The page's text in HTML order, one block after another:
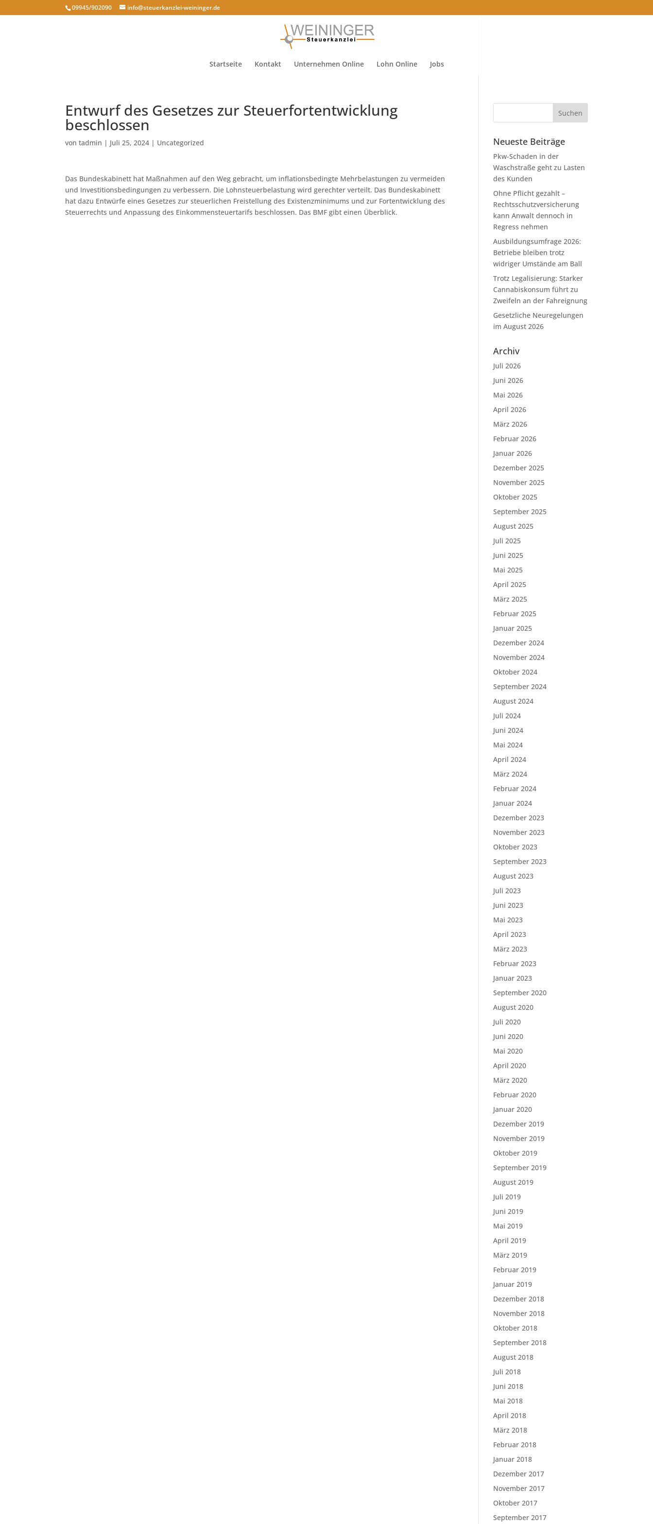
09945/902090 info@steuerkanzlei-weininger.de
Startseite Kontakt Unternehmen Online Lohn Online Jobs
Entwurf des Gesetzes zur Steuerfortentwicklung
beschlossen
vontadmin | Juli 25, 2024 | Uncategorized
Das Bundeskabinett hat Maßnahmen auf den Weg gebracht, um inflationsbedingte Mehrbelastungen zu vermeiden
und Investitionsbedingungen zu verbessern. Die Lohnsteuerbelastung wird gerechter verteilt. Das Bundeskabinett
hat dazu Entwürfe eines Gesetzes zur steuerlichen Freistellung des Existenzminimums und zur Fortentwicklung des
Steuerrechts und Anpassung des Einkommensteuertarifs beschlossen. Das BMF gibt einen Überblick.
Neueste Beiträge
Pkw-Schaden in der
Waschstraße geht zu Lasten
des Kunden
Ohne Pflicht gezahlt –
Rechtsschutzversicherung
kann Anwalt dennoch in
Regress nehmen
Ausbildungsumfrage 2026:
Betriebe bleiben trotz
widriger Umstände am Ball
Trotz Legalisierung: Starker
Cannabiskonsum führt zu
Zweifeln an der Fahreignung
Gesetzliche Neuregelungen
im August 2026
Archiv
Juli 2026
Juni 2026
Mai 2026
April 2026
März 2026
Februar 2026
Januar 2026
Dezember 2025
November 2025
Oktober 2025
September 2025
August 2025
Juli 2025
Juni 2025
Mai 2025
April 2025
März 2025
Februar 2025
Januar 2025
Dezember 2024
November 2024
Oktober 2024
September 2024
August 2024
Juli 2024
Juni 2024
Mai 2024
April 2024
März 2024
Februar 2024
Januar 2024
Dezember 2023
November 2023
Oktober 2023
September 2023
August 2023
Juli 2023
Juni 2023
Mai 2023
April 2023
März 2023
Februar 2023
Januar 2023
September 2020
August 2020
Juli 2020
Juni 2020
Mai 2020
April 2020
März 2020
Februar 2020
Januar 2020
Dezember 2019
November 2019
Oktober 2019
September 2019
August 2019
Juli 2019
Juni 2019
Mai 2019
April 2019
März 2019
Februar 2019
Januar 2019
Dezember 2018
November 2018
Oktober 2018
September 2018
August 2018
Juli 2018
Juni 2018
Mai 2018
April 2018
März 2018
Februar 2018
Januar 2018
Dezember 2017
November 2017
Oktober 2017
September 2017